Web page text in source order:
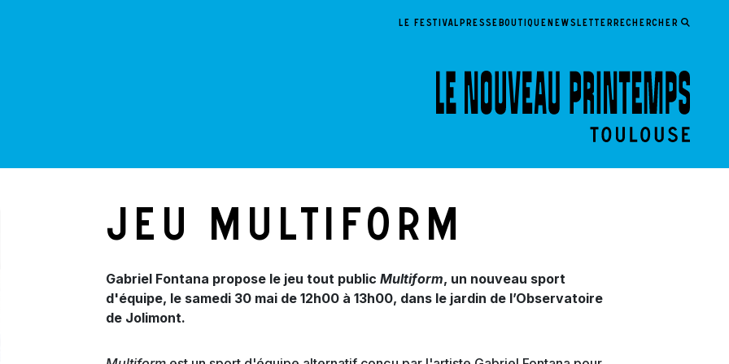
LE FESTIVALPRESSEBOUTIQUENEWSLETTERRechercher
Jeu Multiform
Gabriel Fontana propose le jeu tout public Multiform, un nouveau sport
d'équipe, le samedi 30 mai de 12h00 à 13h00, dans le jardin de l’Observatoire
de Jolimont.